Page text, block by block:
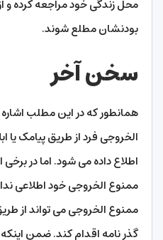
محل زندگی خود مراجعه کرده
بودنشان مطلع شوند.
سخن آخر
همانطور که در این مطلب
الخروجی فرد از طریق پیامک یا
اطلاع داده می شود. اما در
ممنوع الخروجی خود اطلاعی
گذر نامه اقدام کند. ضمن